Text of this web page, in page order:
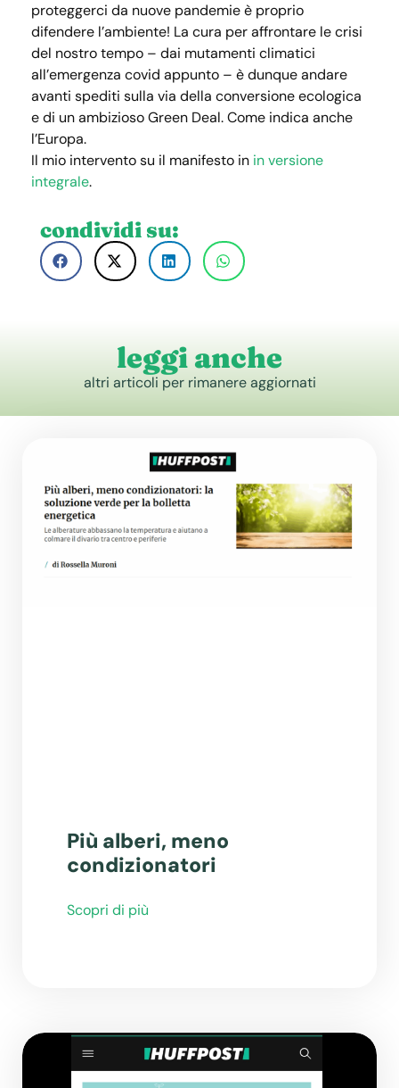
condividi su:
proteggerci da nuove pandemie è proprio
difendere l’ambiente! La cura per affrontare le crisi
del nostro tempo – dai mutamenti climatici
all’emergenza covid appunto – è dunque andare
avanti spediti sulla via della conversione ecologica
e di un ambizioso Green Deal. Come indica anche
l’Europa.
Il mio intervento su il manifesto in in versione
integrale.
leggi anche
altri articoli per rimanere aggiornati
Più alberi, meno
condizionatori
Scopri di più